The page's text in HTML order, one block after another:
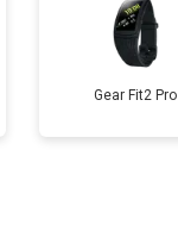
Gear Fit2 Pro